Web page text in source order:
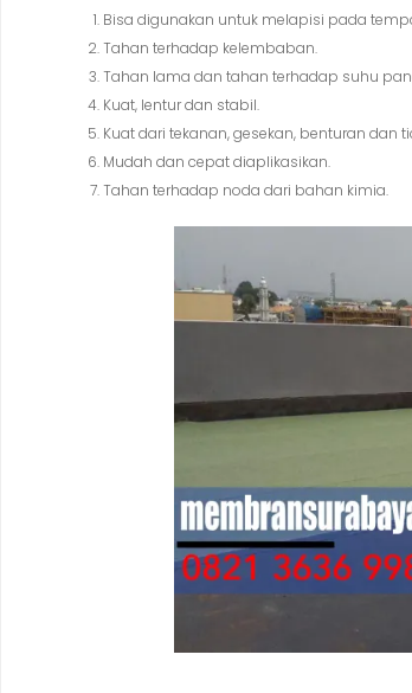
Bisa digunakan untuk melapisi pada
Tahan terhadap kelembaban.
Tahan lama dan tahan terhadap suhu
Kuat, lentur dan stabil.
Kuat dari tekanan, gesekan, benturan dan
Mudah dan cepat diaplikasikan.
Tahan terhadap noda dari bahan kimia.